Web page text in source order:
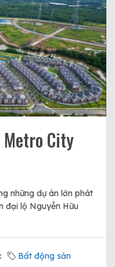
Metro City
những dự án lớn phát
đại lộ Nguyễn Hữu
Bất động sản